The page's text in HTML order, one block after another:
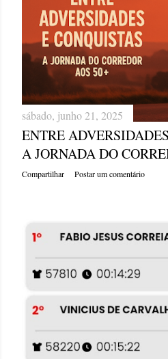
sábado, junho 21, 2025
ENTRE
A JORNADA DO
Compartilhar Postar um comentário